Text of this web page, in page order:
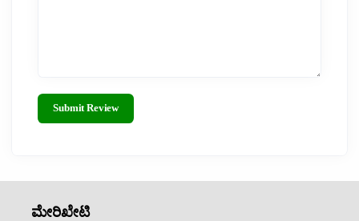
Submit Review
ಮೇರಿಖೇಟಿ